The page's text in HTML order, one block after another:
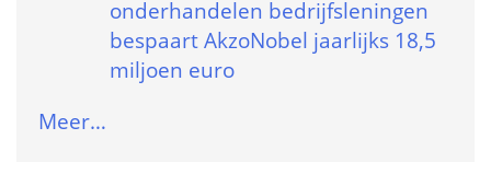
onderhandelen bedrijfsleningen
bespaart AkzoNobel jaarlijks 18,5
miljoen euro
Meer…